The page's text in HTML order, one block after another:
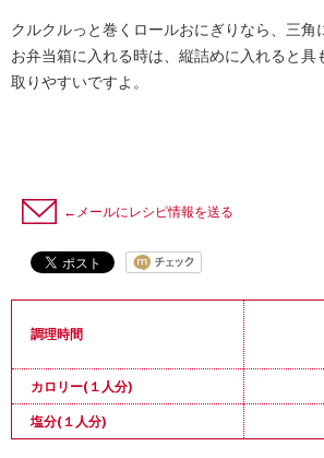
クルクルっと巻くロールおにぎりなら、三角
お弁当箱に入れる時は、縦詰めに入れると具
取りやすいですよ。
←メールにレシピ情報を送る
調理時間
カロリー(１人分)
塩分(１人分)